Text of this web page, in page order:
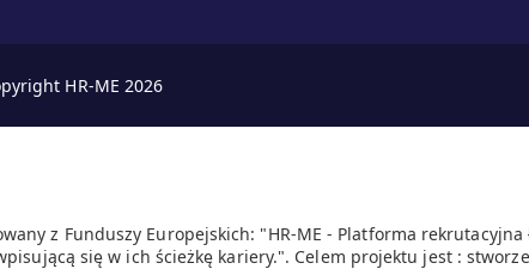
HR-ME 2026
z Funduszy Europejskich: "HR-ME - Platforma rekrutacyjna
się w ich ścieżkę kariery.". Celem projektu jest :